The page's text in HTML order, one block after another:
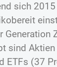
sich
Generation
sind
ETFs (37